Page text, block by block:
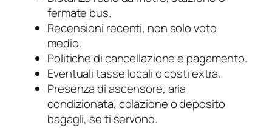
fermate bus.
Recensioni recenti, non solo voto
medio.
Politiche di cancellazione e pagamento.
Eventuali tasse locali o costi extra.
Presenza di ascensore, aria
condizionata, colazione o deposito
bagagli, se ti servono.